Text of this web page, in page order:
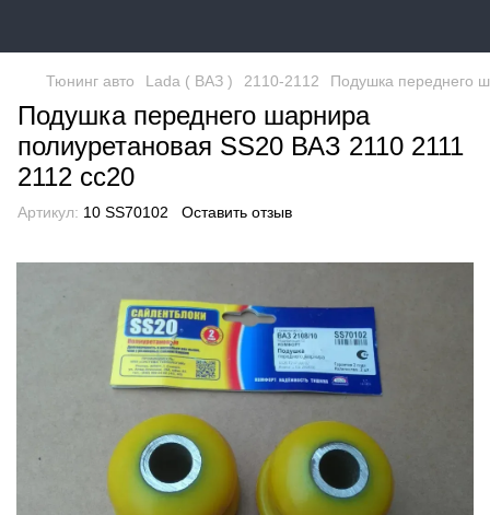
Тюнинг авто Lada ( ВАЗ ) 2110-2112 Подушка переднего
Подушка переднего шарнира
полиуретановая SS20 ВАЗ 2110 2111
2112 сс20
Артикул: 10 SS70102 Оставить отзыв